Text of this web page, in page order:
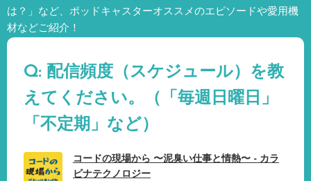
は？」など、 ポッドキャスターオススメのエピソードや愛用機
材などご紹介！
Q: 配信頻度（スケジュール）を教
えてください。（「毎週日曜日」
「不定期」など）
コードの現場から 〜泥臭い仕事と情熱〜 - カラ
ビナテクノロジー